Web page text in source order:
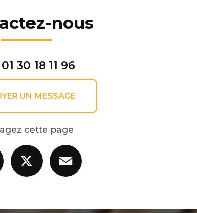
nous
01 30 18 11 96
UN MESSAGE
cette page
Facebook